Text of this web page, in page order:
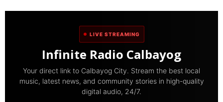
LIVE STREAMING
Infinite Radio Calbayog
Your direct link to Calbayog City. Stream the best local
music, latest news, and community stories in high-quality
digital audio, 24/7.